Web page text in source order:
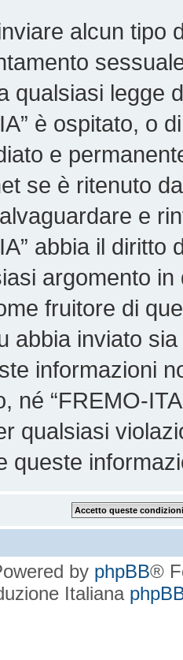
alcun tipo
qualsiasi legge
è ospitato, o
e
se è ritenuto
e
abbia il
argomento
fruitore di
abbia inviato
informazioni
né “FREMO-
qualsiasi
queste
by phpBB®
Italiana